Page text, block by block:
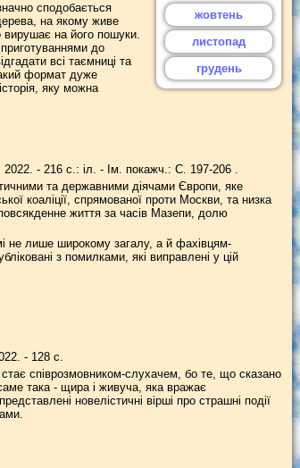
жовтень
листопад
грудень
сподобається
на якому живе
вирушає на його пошуки.
до
всі таємниці та
формат дуже
яку можна
- 216 с.: іл. - Ім. покажч.: С. 197-206 .
та державними діячами Європи, яке
коаліції, спрямованої проти Москви, та низка
повсякденне життя за часів Мазепи, долю
не лише широкому загалу, а й фахівцям-
з помилками, які виправлені у цій
- 128 с.
співрозмовником-слухачем, бо те, що сказано
така - щира і живуча, яка вражає
новелістичні вірші про страшні події